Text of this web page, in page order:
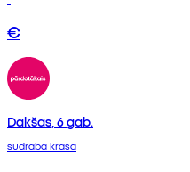
€
Dakšas, 6 gab.
sudraba krāsā